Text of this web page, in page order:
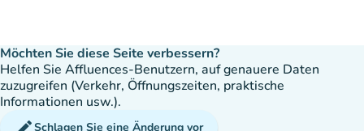
Möchten Sie diese Seite verbessern?
Helfen Sie Affluences-Benutzern, auf genauere Daten
zuzugreifen (Verkehr, Öffnungszeiten, praktische
Informationen usw.).
Schlagen Sie eine Änderung vor